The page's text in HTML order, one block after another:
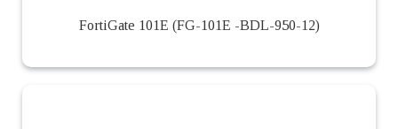
FortiGate 101E (FG-101E -BDL-950-12)